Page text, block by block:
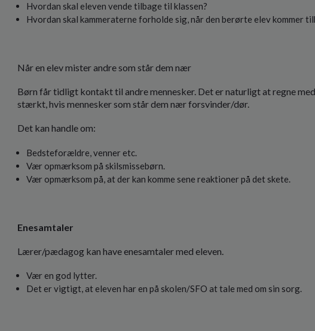
Hvordan skal eleven vende tilbage til klassen?
Hvordan skal kammeraterne forholde sig, når den berørte elev kommer
Når en elev mister andre som står dem nær
Børn får tidligt kontakt til andre mennesker. Det er naturligt at regne
stærkt, hvis mennesker som står dem nær forsvinder/dør.
Det kan handle om:
Bedsteforældre, venner etc.
Vær opmærksom på skilsmissebørn.
Vær opmærksom på, at der kan komme sene reaktioner på det skete.
Enesamtaler
Lærer/pædagog kan have enesamtaler med eleven.
Vær en god lytter.
Det er vigtigt, at eleven har en på skolen/SFO at tale med om sin sorg.